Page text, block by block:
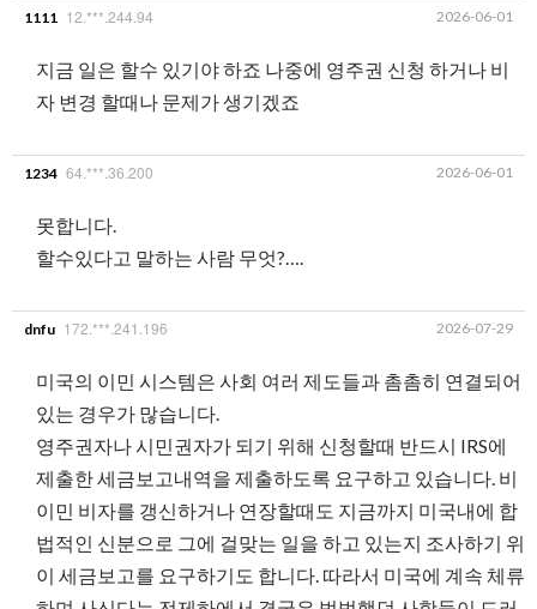
1111 12.***.244.94 2026-06-01
지금 일은 할수 있기야 하죠 나중에 영주권 신청 하거나 비
자 변경 할때나 문제가 생기겠죠
1234 64.***.36.200 2026-06-01
못합니다.
할수있다고 말하는 사람 무엇?….
dnfu 172.***.241.196 2026-07-29
미국의 이민 시스템은 사회 여러 제도들과 촘촘히 연결되어
있는 경우가 많습니다.
영주권자나 시민권자가 되기 위해 신청할때 반드시 IRS에
제출한 세금보고내역을 제출하도록 요구하고 있습니다. 비
이민 비자를 갱신하거나 연장할때도 지금까지 미국내에 합
법적인 신분으로 그에 걸맞는 일을 하고 있는지 조사하기 위
이 세금보고를 요구하기도 합니다. 따라서 미국에 계속 체류